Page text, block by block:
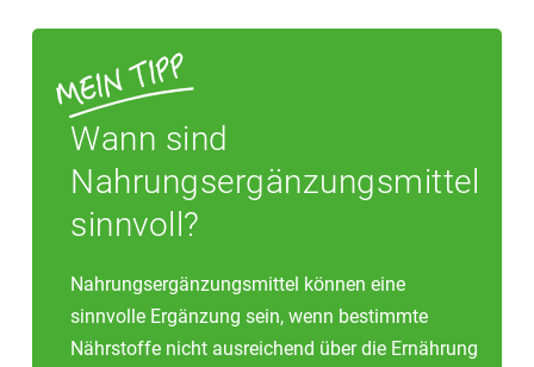
Wann sind
Nahrungsergänzungsmittel
sinnvoll?
Nahrungsergänzungsmittel können eine
sinnvolle Ergänzung sein, wenn bestimmte
Nährstoffe nicht ausreichend über die Ernährung